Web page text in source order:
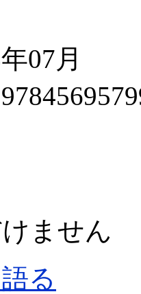
07月
ません
る